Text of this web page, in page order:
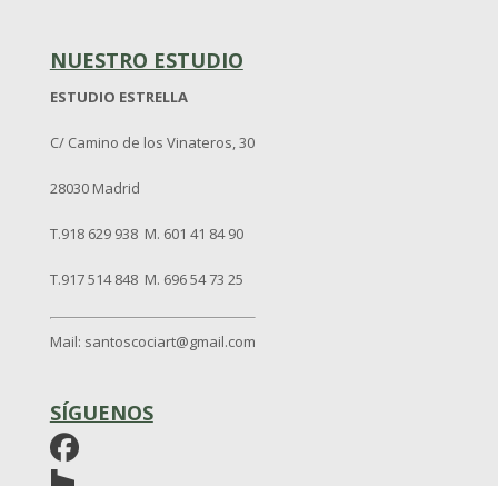
NUESTRO ESTUDIO
ESTUDIO ESTRELLA
C/ Camino de los Vinateros, 30
28030 Madrid
T.918 629 938 M. 601 41 84 90
T.917 514 848 M. 696 54 73 25
Mail: santoscociart@gmail.com
SÍGUENOS